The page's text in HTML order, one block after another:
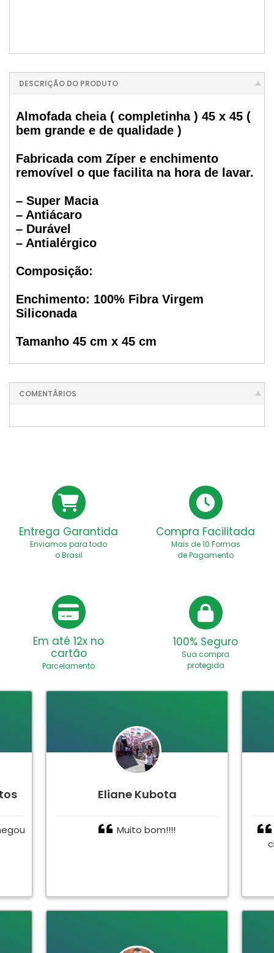
DESCRIÇÃO DO PRODUTO
Almofada cheia ( completinha ) 45 x 45 (
bem grande e de qualidade )
Fabricada com Zíper e enchimento
removível o que facilita na hora de lavar.
– Super Macia
– Antiácaro
– Durável
– Antialérgico
Composição:
Enchimento: 100% Fibra Virgem
Siliconada
Tamanho 45 cm x 45 cm
COMENTÁRIOS
Entrega Garantida
Enviamos para todo
o Brasil
Compra Facilitada
Mais de 10 Formas
de Pagamento
Em até 12x no
cartão
Parcelamento
100% Seguro
Sua compra
protegida
Eliane Kubota
Muito bom!!!!